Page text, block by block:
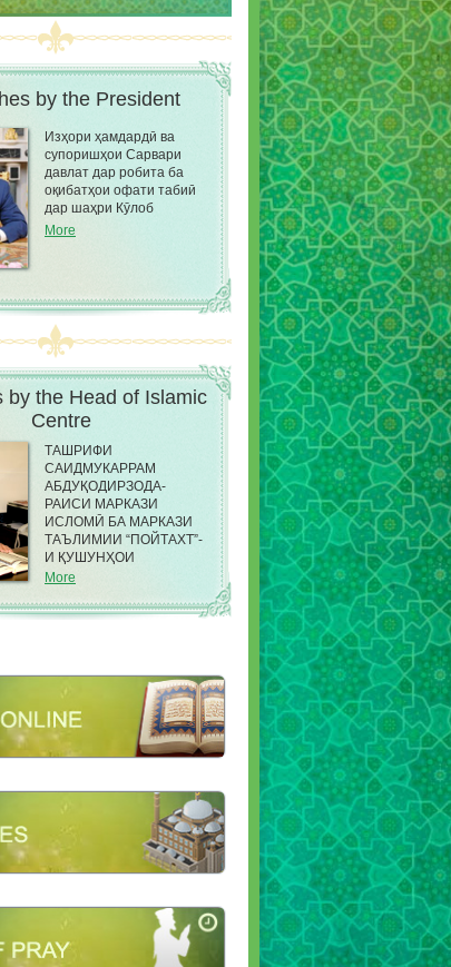
by the President
Изҳори ҳамдардӣ ва
супоришҳои Сарвари
давлат дар робита ба
оқибатҳои офати табиӣ
дар шаҳри Кӯлоб
More
by the Head of Islamic
Сentre
ТАШРИФИ
САИДМУКАРРАМ
АБДУҚОДИРЗОДА-
РАИСИ МАРКАЗИ
ИСЛОМӢ БА МАРКАЗИ
ТАЪЛИМИИ “ПОЙТАХТ”-
И ҚУШУНҲОИ
САРҲАДИИ КДАМ ДАР
ШАҲРИ ДУШАНБЕ
More